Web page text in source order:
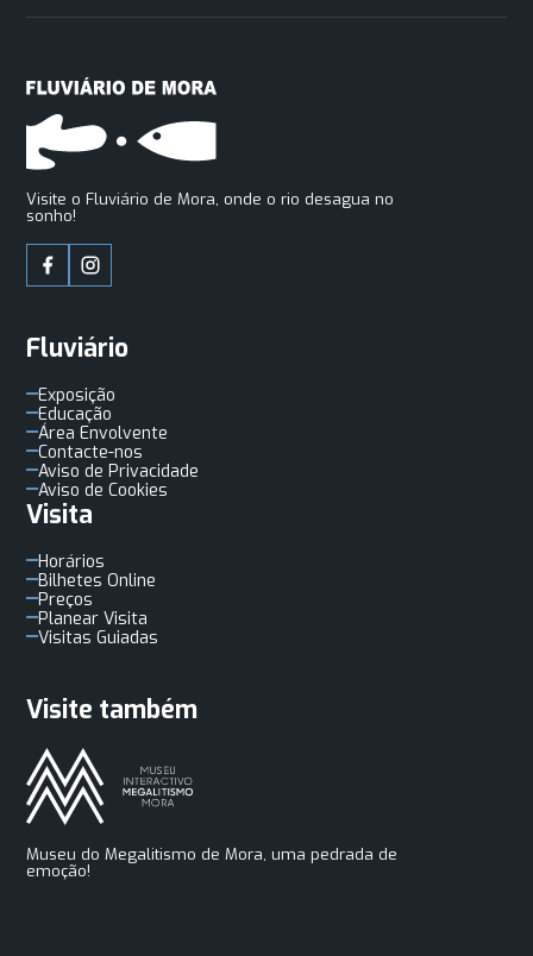
Visite o Fluviário de Mora, onde o rio desagua no
sonho!
Fluviário
Exposição
Educação
Área Envolvente
Contacte-nos
Aviso de Privacidade
Aviso de Cookies
Visita
Horários
Bilhetes Online
Preços
Planear Visita
Visitas Guiadas
Visite também
Museu do Megalitismo de Mora, uma pedrada de
emoção!